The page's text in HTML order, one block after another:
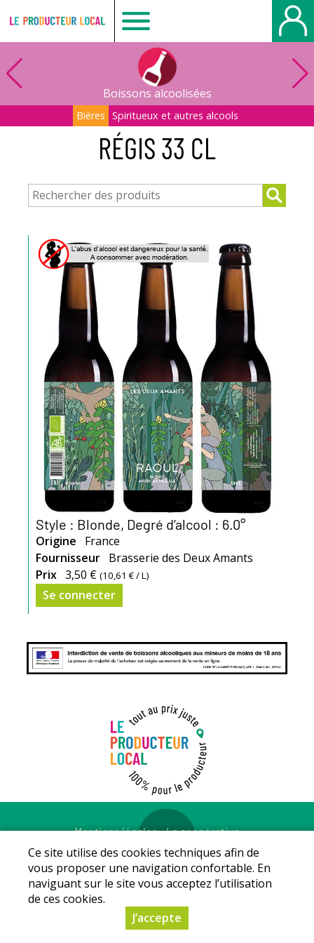
Le
producteur
local
-
Bois
Boissons alcoolisées
Bières Spiritueux et autres alcools
RÉGIS 33 CL
Style : Blonde, Degré d’alcool : 6.0°
Origine
France
Fournisseur Brasserie des Deux Amants
Prix 3,50 € (10,61 €/ L)
Se connecter
Mentions légales-La coopérative
© Copyright 2026 - LE PRODUCTEUR LOCAL - Tous droits
réservés - Conception :Sarl Dynapse
Ce site utilise des cookies techniques afin de
vous proposer une navigation confortable. En
naviguant sur le site vous acceptez l’utilisation
de ces cookies.
J’accepte